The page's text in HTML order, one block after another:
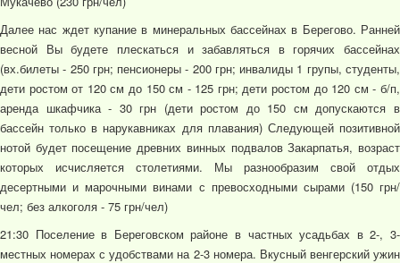
Далее нас ждет купание в минеральных бассейнах в Берегово. Ранней
весной Вы будете плескаться и забавляться в горячих бассейнах
(вх.билеты - 250 грн; пенсионеры - 200 грн; инвалиды 1 групы, студенты,
дети ростом от 120 см до 150 см - 125 грн; дети ростом до 120 см - б/п,
аренда шкафчика - 30 грн (дети ростом до 150 см допускаются в
бассейн только в нарукавниках для плавания) Следующей позитивной
нотой будет посещение древних винных подвалов Закарпатья, возраст
которых исчисляется столетиями. Мы разнообразим свой отдых
десертными и марочными винами с превосходными сырами (150 грн/
чел; без алкоголя - 75 грн/чел)
21:30 Поселение в Береговском районе в частных усадьбах в 2-, 3-
местных номерах с удобствами на 2-3 номера. Вкусный венгерский ужин